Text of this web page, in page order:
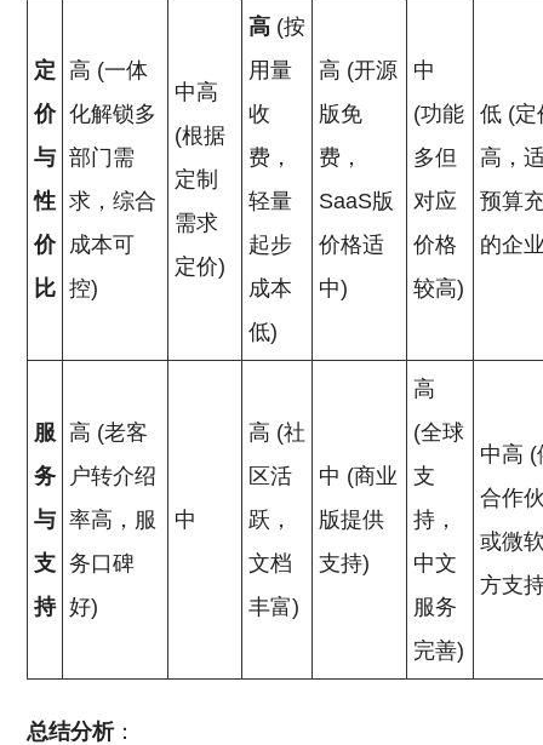
定
价
与
性
价
比
高 (一体
化解锁多
部门需
求，综合
成本可
控)
中高
(根据
定制
需求
定价)
高 (按
用量
收
费，
轻量
起步
成本
低)
高 (开源
版免
费，
SaaS版
价格适
中)
中
(功能
多但
对应
价格
较高)
低 (定
高，
预算
的企
服
务
与
支
持
高 (老客
户转介绍
率高，服
务口碑
好)
中
高 (社
区活
跃，
文档
丰富)
中 (商业
版提供
支持)
高
(全球
支
持，
中文
服务
完善)
中高 (
合作
或微
方支
总结分析：